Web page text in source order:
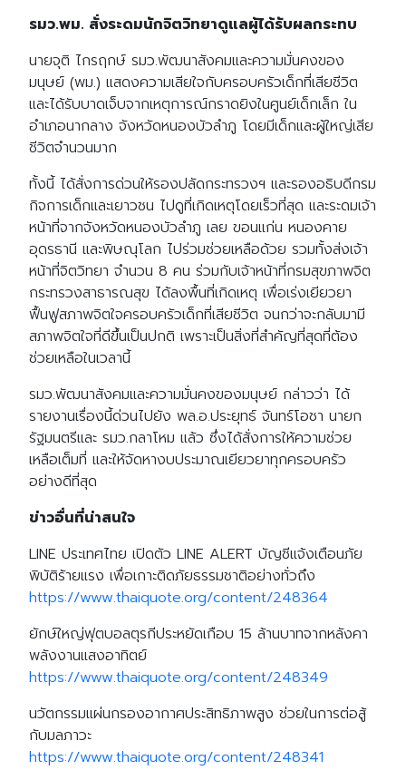
รมว.พม. สั่งระดมนักจิตวิทยาดูแลผู้ได้รับผลกระทบ
นายจุติ ไกรฤกษ์ รมว.พัฒนาสังคมและความมั่นคงของ
มนุษย์ (พม.) แสดงความเสียใจกับครอบครัวเด็กที่เสียชีวิต
และได้รับบาดเจ็บจากเหตุการณ์กราดยิงในศูนย์เด็กเล็ก ใน
อำเภอนากลาง จังหวัดหนองบัวลำภู โดยมีเด็กและผู้ใหญ่เสีย
ชีวิตจำนวนมาก
ทั้งนี้ ได้สั่งการด่วนให้รองปลัดกระทรวงฯ และรองอธิบดีกรม
กิจการเด็กและเยาวชน ไปดูที่เกิดเหตุโดยเร็วที่สุด และระดมเจ้า
หน้าที่จากจังหวัดหนองบัวลำภู เลย ขอนแก่น หนองคาย
อุดรธานี และพิษณุโลก ไปร่วมช่วยเหลือด้วย รวมทั้งส่งเจ้า
หน้าที่จิตวิทยา จำนวน 8 คน ร่วมกับเจ้าหน้าที่กรมสุขภาพจิต
กระทรวงสาธารณสุข ได้ลงพื้นที่เกิดเหตุ เพื่อเร่งเยียวยา
ฟื้นฟูสภาพจิตใจครอบครัวเด็กที่เสียชีวิต จนกว่าจะกลับมามี
สภาพจิตใจที่ดีขึ้นเป็นปกติ เพราะเป็นสิ่งที่สำคัญที่สุดที่ต้อง
ช่วยเหลือในเวลานี้
รมว.พัฒนาสังคมและความมั่นคงของมนุษย์ กล่าวว่า ได้
รายงานเรื่องนี้ด่วนไปยัง พล.อ.ประยุทธ์ จันทร์โอชา นายก
รัฐมนตรีและ รมว.กลาโหม แล้ว ซึ่งได้สั่งการให้ความช่วย
เหลือเต็มที่ และให้จัดหางบประมาณเยียวยาทุกครอบครัว
อย่างดีที่สุด
ข่าวอื่นที่น่าสนใจ
LINE ประเทศไทย เปิดตัว LINE ALERT บัญชีแจ้งเตือนภัย
พิบัติร้ายแรง เพื่อเกาะติดภัยธรรมชาติอย่างทั่วถึง
https://www.thaiquote.org/content/248364
ยักษ์ใหญ่ฟุตบอลตุรกีประหยัดเกือบ 15 ล้านบาทจากหลังคา
พลังงานแสงอาทิตย์
https://www.thaiquote.org/content/248349
นวัตกรรมแผ่นกรองอากาศประสิทธิภาพสูง ช่วยในการต่อสู้
กับมลภาวะ
https://www.thaiquote.org/content/248341